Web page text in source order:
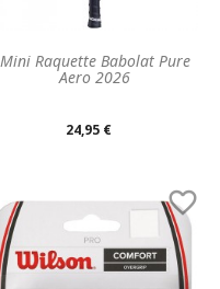
Mini Raquette Babolat Pure
Aero 2026
Prix
24,95 €
